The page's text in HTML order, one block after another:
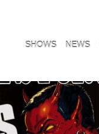
SHOWS NEWS